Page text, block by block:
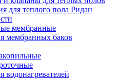
для теплого пола Ридан
мембранные
мембранных баков